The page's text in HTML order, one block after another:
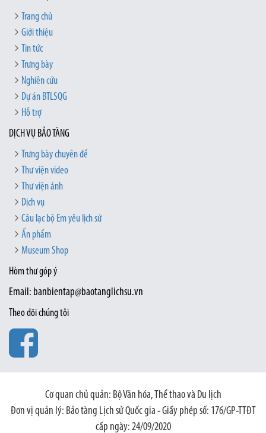
Trang chủ
Giới thiệu
Tin tức
Trưng bày
Nghiên cứu
Dự án BTLSQG
Hỗ trợ
DỊCH VỤ BẢO TÀNG
Trưng bày chuyên đề
Thư viện video
Thư viện ảnh
Dịch vụ
Câu lạc bộ Em yêu lịch sử
Ấn phẩm
Museum Shop
Hòm thư góp ý
Email: banbientap@baotanglichsu.vn
Theo dõi chúng tôi
Cơ quan chủ quản: Bộ Văn hóa, Thể thao và Du lịch
Đơn vị quản lý: Bảo tàng Lịch sử Quốc gia - Giấy phép số: 176/GP-TTĐT
cấp ngày: 24/09/2020